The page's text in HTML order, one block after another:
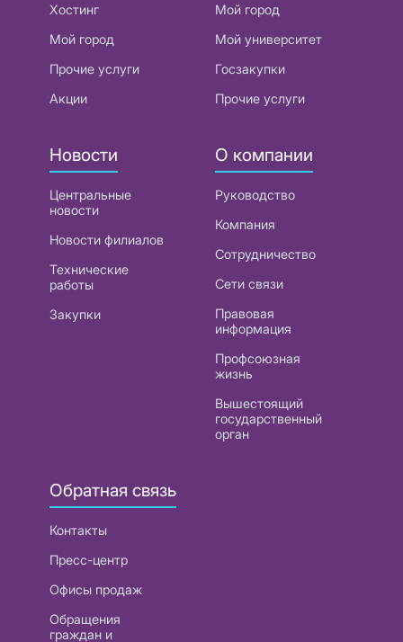
Хостинг
Мой город
Прочие услуги
Акции
Мой город
Мой университет
Госзакупки
Прочие услуги
Новости
Центральные
новости
Новости филиалов
Технические
работы
Закупки
О компании
Руководство
Компания
Сотрудничество
Сети связи
Правовая
информация
Профсоюзная
жизнь
Вышестоящий
государственный
орган
Обратная связь
Контакты
Пресс-центр
Офисы продаж
Обращения
граждан и